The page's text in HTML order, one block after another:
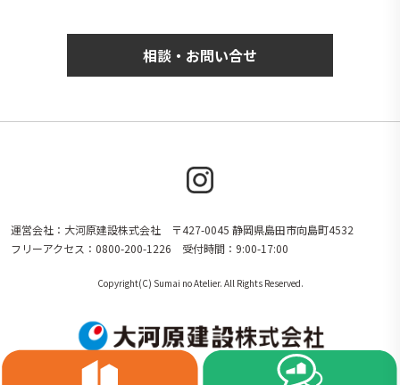
相談・お問い合せ
運営会社：大河原建設株式会社 〒427-0045 静岡県島田市向島町4532
フリーアクセス：0800-200-1226 受付時間：9:00-17:00
Copyright(C) Sumai no Atelier. All Rights Reserved.